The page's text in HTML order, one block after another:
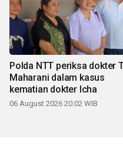
Polda NTT periksa dokter
Maharani dalam kasus
kematian dokter Icha
06 August 2026 20:02 WIB